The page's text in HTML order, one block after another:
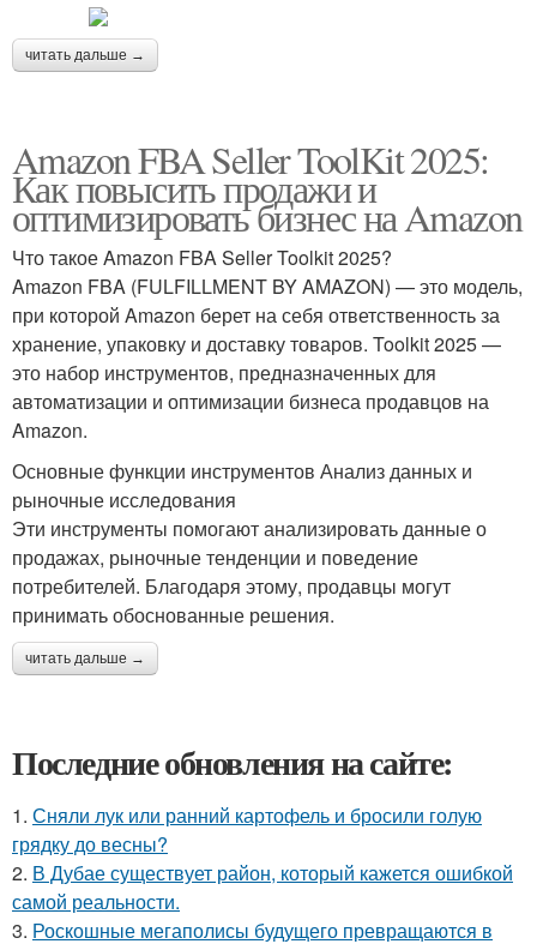
читать дальше →
Amazon FBA Seller ToolKit 2025:
Как повысить продажи и
оптимизировать бизнес на Amazon
Что такое Amazon FBA Seller Toolkit 2025?
Amazon FBA (FULFILLMENT BY AMAZON) — это модель,
при которой Amazon берет на себя ответственность за
хранение, упаковку и доставку товаров. Toolkit 2025 —
это набор инструментов, предназначенных для
автоматизации и оптимизации бизнеса продавцов на
Amazon.
Основные функции инструментов Анализ данных и
рыночные исследования
Эти инструменты помогают анализировать данные о
продажах, рыночные тенденции и поведение
потребителей. Благодаря этому, продавцы могут
принимать обоснованные решения.
читать дальше →
Последние обновления на сайте:
1. Сняли лук или ранний картофель и бросили голую
грядку до весны?
2. В Дубае существует район, который кажется ошибкой
самой реальности.
3. Роскошные мегаполисы будущего превращаются в